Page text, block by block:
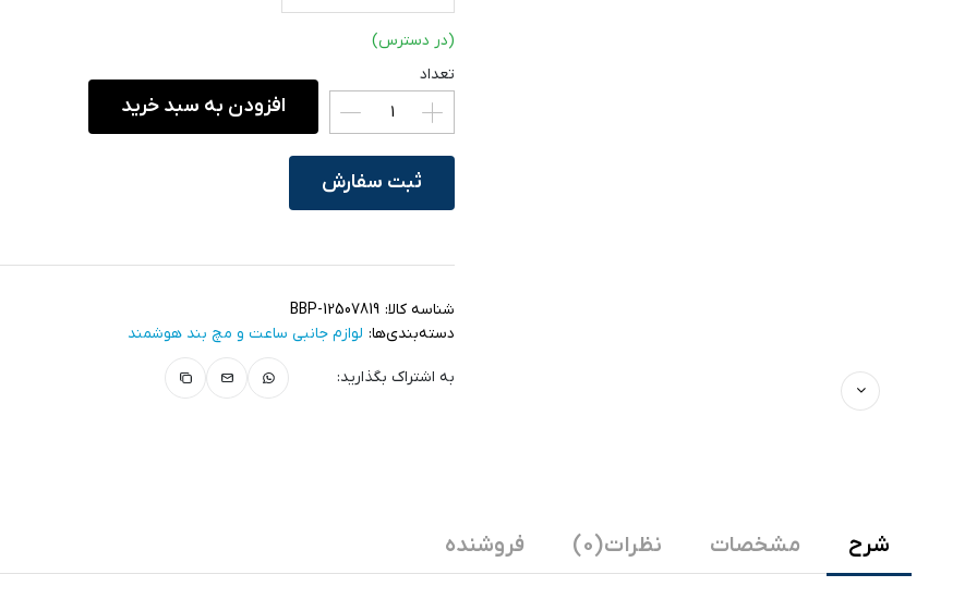
(در دسترس)
تعداد
افزودن به سبد خرید
ثبت سفارش
شناسه کالا: BBP-12507819
دسته‌بندی‌ها: لوازم جانبی ساعت و مچ بند هوشمند
به اشتراک بگذارید:
شرح مشخصات نظرات (0) فروشنده